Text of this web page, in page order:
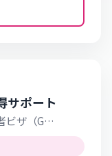
サポート
ビザ（G…